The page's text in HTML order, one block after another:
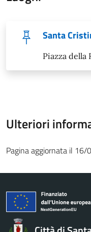
Santa
Piazza della
Ulteriori
Pagina aggiornata il